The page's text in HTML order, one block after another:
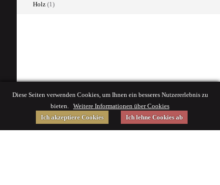
Holz (1)
Diese Seiten verwenden Cookies, um Ihnen ein besseres Nutzererlebnis zu
bieten. Weitere Informationen über Cookies
Ich akzeptiere Cookies
Ich lehne Cookies ab